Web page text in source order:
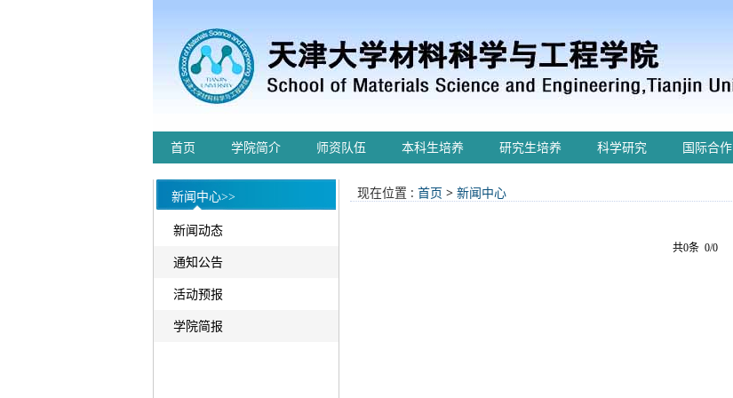
首页 学院简介 师资队伍 本科生培养 研究生培养 科学研究 国际合作
新闻中心>>
新闻动态
通知公告
活动预报
学院简报
现在位置 : 首页 > 新闻中心
共0条 0/0